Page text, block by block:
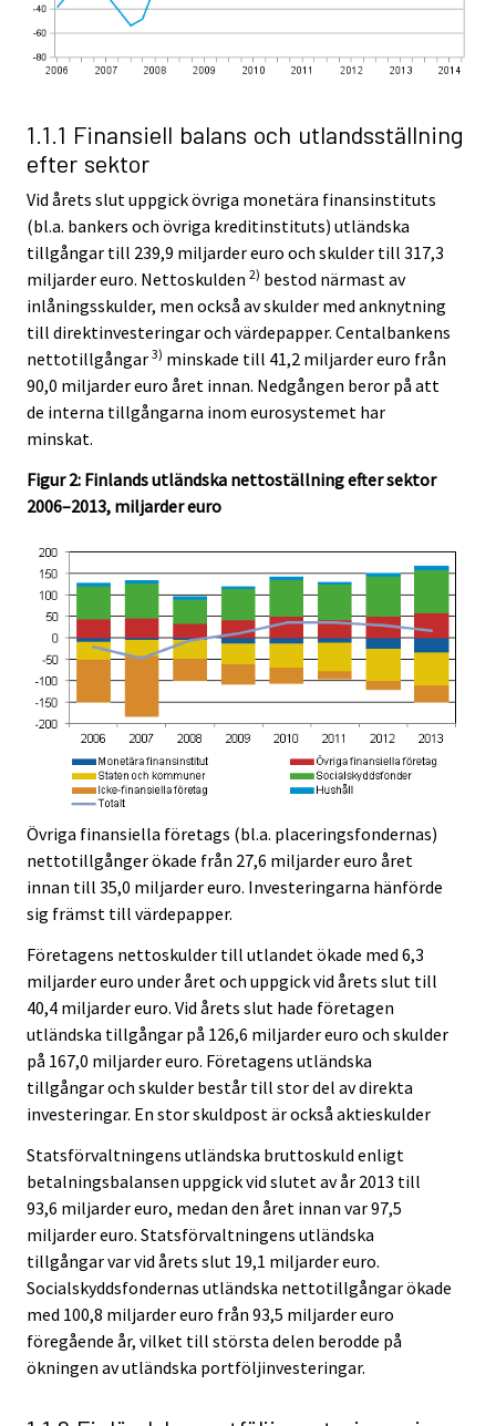
1.1.1 Finansiell balans och utlandsställning
efter sektor
Vid årets slut uppgick övriga monetära finansinstituts
(bl.a. bankers och övriga kreditinstituts) utländska
tillgångar till 239,9 miljarder euro och skulder till 317,3
miljarder euro. Nettoskulden 2) bestod närmast av
inlåningsskulder, men också av skulder med anknytning
till direktinvesteringar och värdepapper. Centalbankens
nettotillgångar 3) minskade till 41,2 miljarder euro från
90,0 miljarder euro året innan. Nedgången beror på att
de interna tillgångarna inom eurosystemet har
minskat.
Figur 2: Finlands utländska nettoställning efter sektor
2006–2013, miljarder euro
Övriga finansiella företags (bl.a. placeringsfondernas)
nettotillgånger ökade från 27,6 miljarder euro året
innan till 35,0 miljarder euro. Investeringarna hänförde
sig främst till värdepapper.
Företagens nettoskulder till utlandet ökade med 6,3
miljarder euro under året och uppgick vid årets slut till
40,4 miljarder euro. Vid årets slut hade företagen
utländska tillgångar på 126,6 miljarder euro och skulder
på 167,0 miljarder euro. Företagens utländska
tillgångar och skulder består till stor del av direkta
investeringar. En stor skuldpost är också aktieskulder
Statsförvaltningens utländska bruttoskuld enligt
betalningsbalansen uppgick vid slutet av år 2013 till
93,6 miljarder euro, medan den året innan var 97,5
miljarder euro. Statsförvaltningens utländska
tillgångar var vid årets slut 19,1 miljarder euro.
Socialskyddsfondernas utländska nettotillgångar ökade
med 100,8 miljarder euro från 93,5 miljarder euro
föregående år, vilket till största delen berodde på
ökningen av utländska portföljinvesteringar.